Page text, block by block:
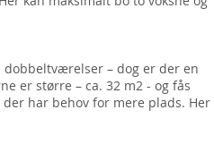
– dog er der en
er større – ca. 32 m2 - og fås
har behov for mere plads. Her